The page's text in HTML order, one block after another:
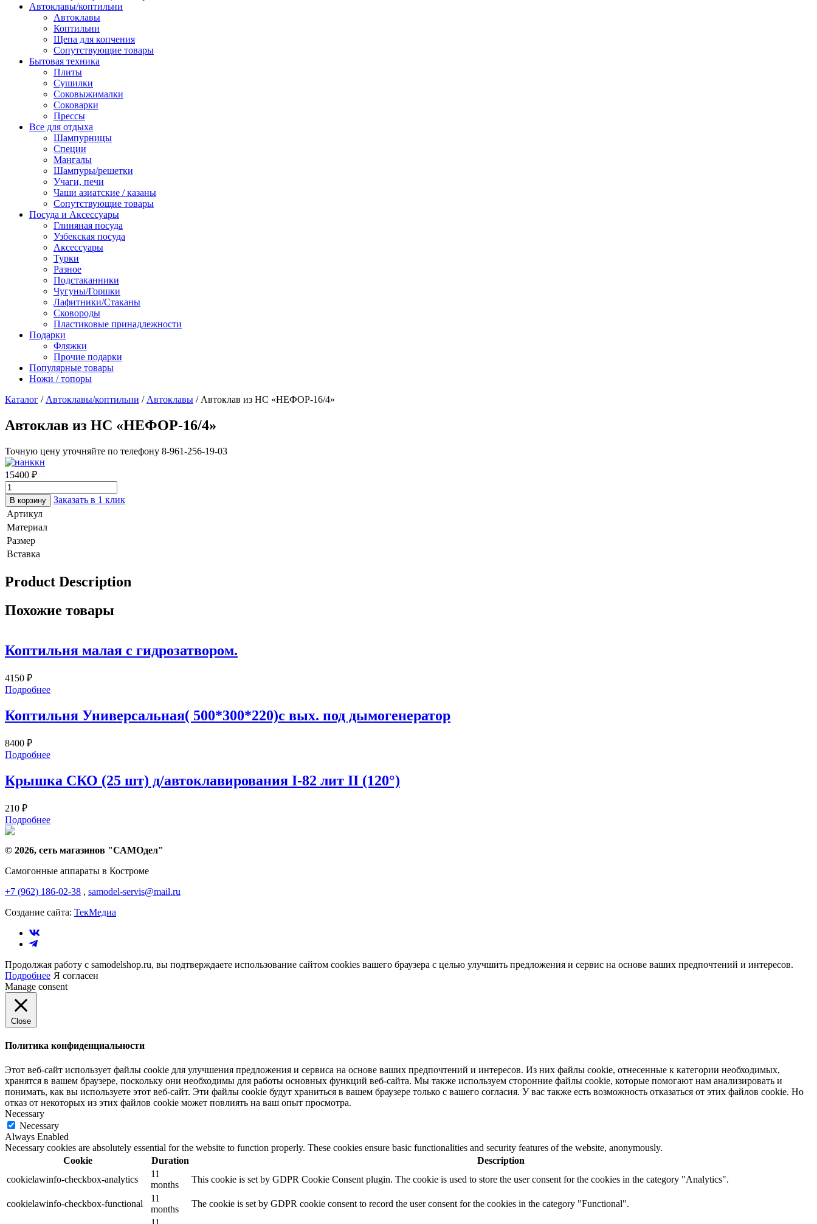
Автоклавы/коптильни
Автоклавы
Коптильни
Щепа для копчения
Сопутствующие товары
Бытовая техника
Плиты
Сушилки
Соковыжималки
Соковарки
Прессы
Все для отдыха
Шампурницы
Специи
Мангалы
Шампуры/решетки
Учаги, печи
Чаши азиатские / казаны
Сопутствующие товары
Посуда и Аксессуары
Глиняная посуда
Узбекская посуда
Аксессуары
Турки
Разное
Подстаканники
Чугуны/Горшки
Лафитники/Стаканы
Сковороды
Пластиковые принадлежности
Подарки
Фляжки
Прочие подарки
Популярные товары
Ножи / топоры
Каталог / Автоклавы/коптильни / Автоклавы / Автоклав из НС «НЕФОР-16/4»
Автоклав из НС «НЕФОР-16/4»
Точную цену уточняйте по телефону 8-961-256-19-03
15400 ₽
В корзину
Заказать в 1 клик
Артикул
Материал
Размер
Вставка
Product Description
Похожие товары
Коптильня малая с гидрозатвором.
4150 ₽
Подробнее
Коптильня Универсальная( 500*300*220)с вых. под дымогенератор
8400 ₽
Подробнее
Крышка СКО (25 шт) д/автоклавирования I-82 лит II (120°)
210 ₽
Подробнее
© 2026, сеть магазинов "САМОдел"
Самогонные аппараты в Костроме
+7 (962) 186-02-38 , samodel-servis@mail.ru
Создание сайта: ТекМедиа
Продолжая работу с samodelshop.ru, вы подтверждаете использование сайтом cookies вашего браузера с целью улучшить предложения и сервис на основе ваших предпочтений и интересов.
Подробнее Я согласен
Manage consent
Close
Политика конфиденциальности
Этот веб-сайт использует файлы cookie для улучшения предложения и сервиса на основе ваших предпочтений и интересов. Из них файлы cookie, отнесенные к категории необходимых,
хранятся в вашем браузере, поскольку они необходимы для работы основных функций веб-сайта. Мы также используем сторонние файлы cookie, которые помогают нам анализировать и
понимать, как вы используете этот веб-сайт. Эти файлы cookie будут храниться в вашем браузере только с вашего согласия. У вас также есть возможность отказаться от этих файлов cookie. Но
отказ от некоторых из этих файлов cookie может повлиять на ваш опыт просмотра.
Necessary
Necessary
Always Enabled
Necessary cookies are absolutely essential for the website to function properly. These cookies ensure basic functionalities and security features of the website, anonymously.
Cookie
Duration
Description
cookielawinfo-checkbox-analytics
11
months
This cookie is set by GDPR Cookie Consent plugin. The cookie is used to store the user consent for the cookies in the category "Analytics".
cookielawinfo-checkbox-functional
11
months
The cookie is set by GDPR cookie consent to record the user consent for the cookies in the category "Functional".